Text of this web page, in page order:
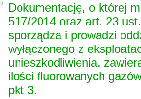
2.
Dokumentację, o której
517/2014 oraz art. 23
sporządza i prowadzi
wyłączonego z
unieszkodliwienia,
ilości fluorowanych
pkt 3.